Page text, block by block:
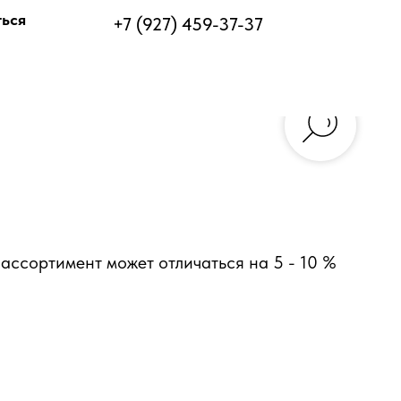
+7 (927) 459-37-37
может отличаться на 5 - 10 %